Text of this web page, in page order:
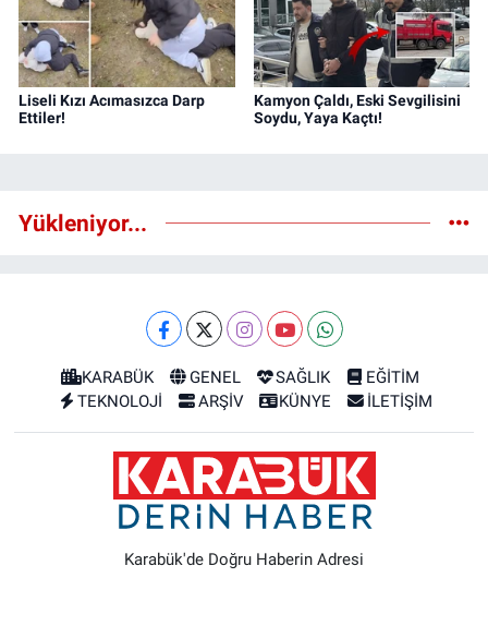
Liseli Kızı Acımasızca Darp
Ettiler!
Kamyon Çaldı, Eski Sevgilisini
Soydu, Yaya Kaçtı!
Yükleniyor...
KARABÜK GENEL SAĞLIK
EĞİTİM
TEKNOLOJİ
ARŞİV KÜNYE İLETİŞİM
Karabük'de Doğru Haberin Adresi